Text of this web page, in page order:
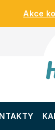
Akce